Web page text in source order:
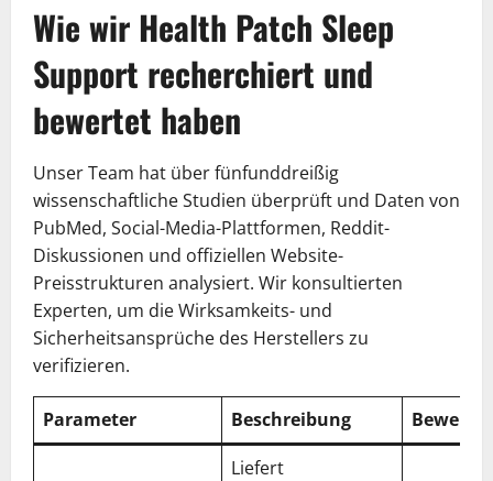
Wie wir Health Patch Sleep
Support recherchiert und
bewertet haben
Unser Team hat über fünfunddreißig
wissenschaftliche Studien überprüft und Daten von
PubMed, Social-Media-Plattformen, Reddit-
Diskussionen und offiziellen Website-
Preisstrukturen analysiert. Wir konsultierten
Experten, um die Wirksamkeits- und
Sicherheitsansprüche des Herstellers zu
verifizieren.
Parameter Beschreibung
Liefert